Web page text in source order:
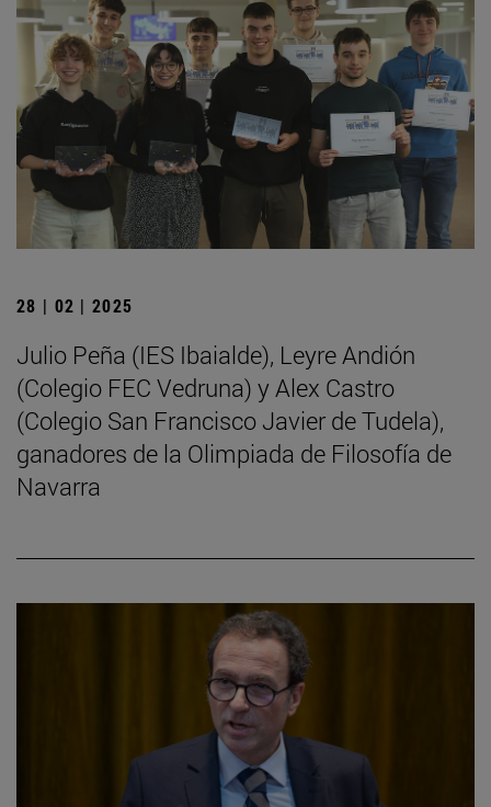
28 | 02 | 2025
Julio Peña (IES Ibaialde), Leyre Andión
(Colegio FEC Vedruna) y Alex Castro
(Colegio San Francisco Javier de Tudela),
ganadores de la Olimpiada de Filosofía de
Navarra